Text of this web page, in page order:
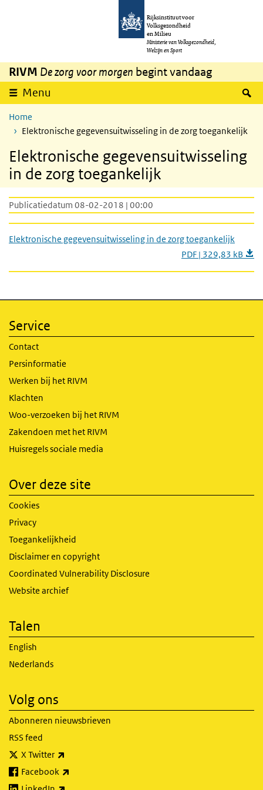
Overslaan en naar de inhoud gaan
Rijksinstituut voor
Volksgezondheid
en Milieu
Ministerie van Volksgezondheid,
Welzijn en Sport
RIVM De zorg voor morgen begint vandaag
Menu
Home
Elektronische gegevensuitwisseling in de zorg toegankelijk
Elektronische gegevensuitwisseling
in de zorg toegankelijk
Publicatiedatum 08-02-2018 | 00:00
Elektronische gegevensuitwisseling in de zorg toegankelijk
PDF | 329,83 kB
Service
Contact
Persinformatie
Werken bij het RIVM
Klachten
Woo-verzoeken bij het RIVM
Zakendoen met het RIVM
Huisregels sociale media
Over deze site
Cookies
Privacy
Toegankelijkheid
Disclaimer en copyright
Coordinated Vulnerability Disclosure
Website archief
Talen
English
Nederlands
Volg ons
Abonneren nieuwsbrieven
RSS feed
X Twitter
Facebook